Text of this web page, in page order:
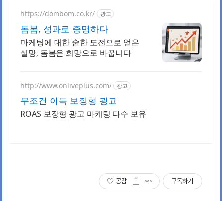
https://dombom.co.kr/ 광고
돔봄, 성과로 증명하다
마케팅에 대한 숱한 도전으로 얻은
실망, 돔봄은 희망으로 바꿉니다
http://www.onliveplus.com/ 광고
무조건 이득 보장형 광고
ROAS 보장형 광고 마케팅 다수 보유
공감 구독하기